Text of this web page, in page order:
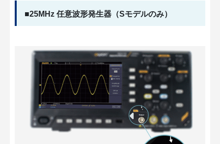
■25MHz 任意波形発生器（Sモデルのみ）